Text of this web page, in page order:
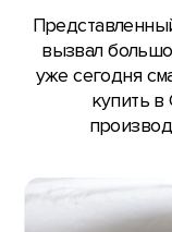
вызвал
уже сегодня
купить